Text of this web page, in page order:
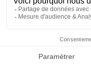
Faire-part
Cérémonie
Adresse de
8 Allée de la